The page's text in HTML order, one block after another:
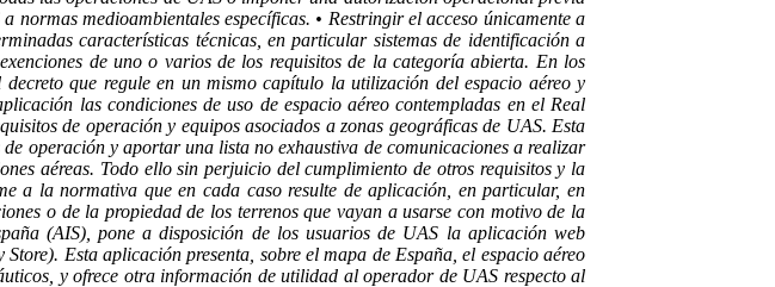
normas medioambientales específicas. • Restringir el acceso únicamente a
características técnicas, en particular sistemas de identificación a
de uno o varios de los requisitos de la categoría abierta. En los
que regule en un mismo capítulo la utilización del espacio aéreo y
las condiciones de uso de espacio aéreo contempladas en el Real
de operación y equipos asociados a zonas geográficas de UAS. Esta
operación y aportar una lista no exhaustiva de comunicaciones a realizar
aéreas. Todo ello sin perjuicio del cumplimiento de otros requisitos y la
a la normativa que en cada caso resulte de aplicación, en particular, en
o de la propiedad de los terrenos que vayan a usarse con motivo de la
(AIS), pone a disposición de los usuarios de UAS la aplicación web
Esta aplicación presenta, sobre el mapa de España, el espacio aéreo
y ofrece otra información de utilidad al operador de UAS respecto al